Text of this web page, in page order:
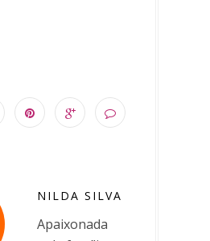
NILDA SILVA
Apaixonada